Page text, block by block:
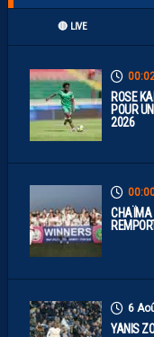
🔴 LIVE
ROSE
POUR
2026
CHAÏMA
6
YANIS